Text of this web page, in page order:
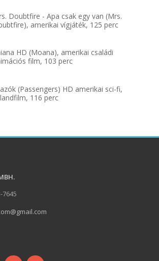
Doubtfire - Apa csak egy van (Mrs.
amerikai vígjáték, 125 perc
HD (Moana), amerikai családi
film, 103 perc
(Passengers) HD amerikai sci-fi,
116 perc
7645